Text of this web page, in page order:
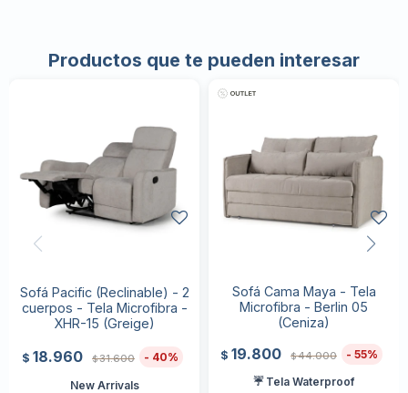
Productos que te pueden interesar
Sofá Pacific (Reclinable) - 2
cuerpos - Tela Microfibra -
XHR-15 (Greige)
$ 18.960 $31.600 40
New Arrivals
Sofá Cama Maya - Tela
Microfibra - Berlin 05
(Ceniza)
$ 19.800 $44.000
55
☔ Tela Waterproof